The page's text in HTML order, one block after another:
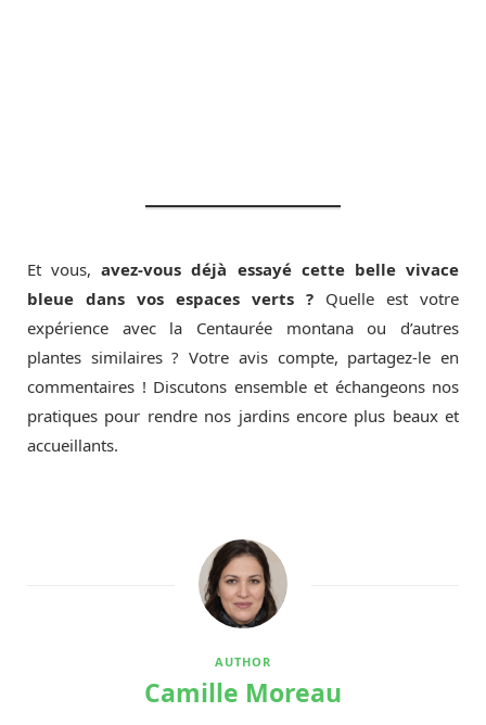
Et vous, avez-vous déjà essayé cette belle vivace
bleue dans vos espaces verts ? Quelle est votre
expérience avec la Centaurée montana ou d’autres
plantes similaires ? Votre avis compte, partagez-le en
commentaires ! Discutons ensemble et échangeons nos
pratiques pour rendre nos jardins encore plus beaux et
accueillants.
AUTHOR
Camille Moreau